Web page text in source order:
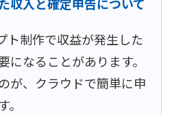
ト制作で収益が発生した
になることがあります。
が、クラウドで簡単に申